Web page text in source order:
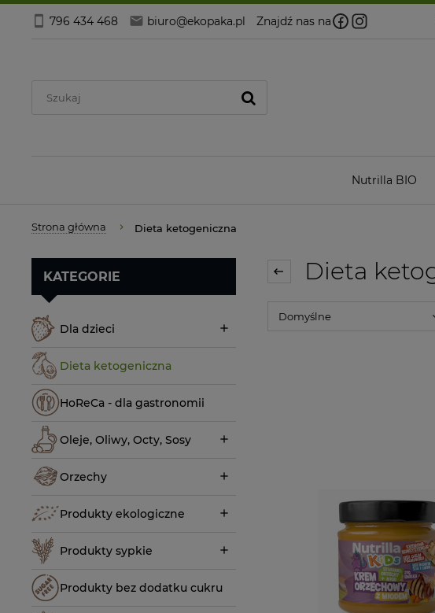
796 434 468 biuro@ekopaka.pl Znajdź nas na
Nutrilla BIO
Strona główna Dieta ketogeniczna
KATEGORIE
Dla dzieci
Dieta ketogeniczna
HoReCa - dla gastronomii
Oleje, Oliwy, Octy, Sosy
Orzechy
Produkty ekologiczne
Produkty sypkie
Produkty bez dodatku cukru
Dieta